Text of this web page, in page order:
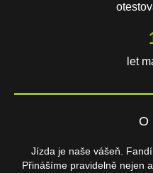
let
O
Jízda je naše vášeň.
Přinášíme pravidelně nejen